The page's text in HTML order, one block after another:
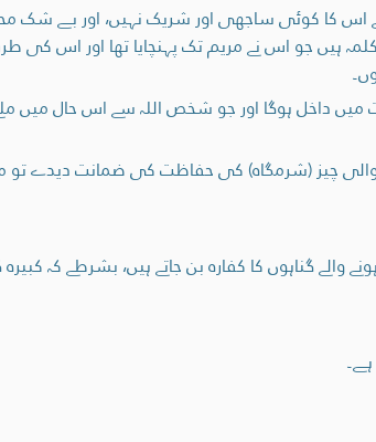
اس کا کوئی ساجھی اور شریک نہیں، اور بے
ہیں جو اس نے مریم تک پہنچایا تھا اور اس کی
داخل ہوگا اور جو شخص اللہ سے اس حال میں
والی چیز (شرمگاہ) کی حفاظت کی ضمانت دیدے
گناہوں کا کفارہ بن جاتے ہیں، بشرطے کہ